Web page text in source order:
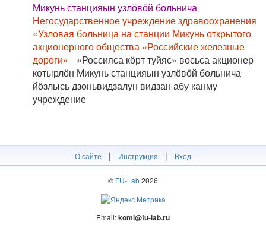
Микунь станцияын узлӧвӧй больнича
Негосударственное учреждение здравоохранения
«Узловая больница на станции Микунь открытого
акционерного общества «Российские железные
дороги»
«Россияса кӧрт туйяс» восьса акционер
котырлӧн Микунь станцияын узлӧвӧй больнича
йӧзлысь дзоньвидзалун видзан абу канму
учреждение
О сайте | Инструкция | Вход
© FU-Lab2026
Email:komi@fu-lab.ru